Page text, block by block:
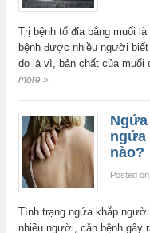
Trị bệnh tổ đỉa bằng muối
bệnh được nhiều người
do là vì, bản chất của muối
more »
ngứa
nào?
Posted on
Tình trạng ngứa khắp
nhiều người, căn bệnh gây